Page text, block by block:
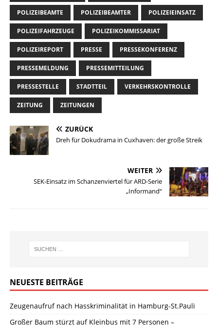
POLIZEIBEAMTE POLIZEIBEAMTER POLIZEIEINSATZ
POLIZEIFAHRZEUGE POLIZEIKOMMISSARIAT
POLIZEIREPORT PRESSE PRESSEKONFERENZ
PRESSEMELDUNG PRESSEMITTEILUNG
PRESSESTELLE STADTTEIL VERKEHRSKONTROLLE
ZEITUNG ZEITUNGEN
ZURÜCK
Dreh für Dokudrama in Cuxhaven: der große Streik
WEITER
SEK-Einsatz im Schanzenviertel für ARD-Serie
„Informand“
NEUESTE BEITRÄGE
Zeugenaufruf nach Hasskriminalität in Hamburg-St.Pauli
Großer Baum stürzt auf Kleinbus mit 7 Personen –